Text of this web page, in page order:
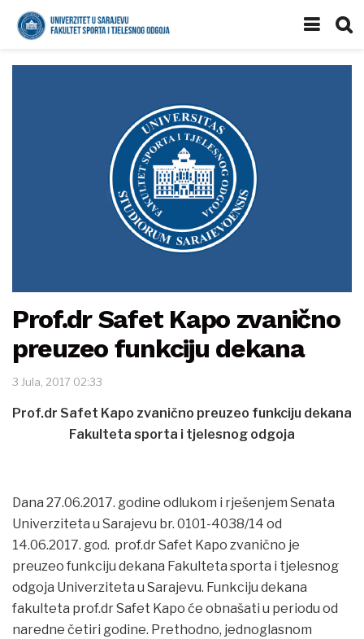
Prof.dr Safet Kapo zvanično
preuzeo funkciju dekana
3 Jula, 2017 02:33
Prof.dr Safet Kapo zvanično preuzeo funkciju dekana
Fakulteta sporta i tjelesnog odgoja
Dana 27.06.2017. godine odlukom i rješenjem Senata
Univerziteta u Sarajevu br. 0101-4038/14 od
14.06.2017. god. prof.dr Safet Kapo zvanično je
preuzeo funkciju dekana Fakulteta sporta i tjelesnog
odgoja Univerziteta u Sarajevu. Funkciju dekana
fakulteta prof.dr Safet Kapo će obnašati u periodu od
naredne četiri godine. Prethodno, jednoglasnom